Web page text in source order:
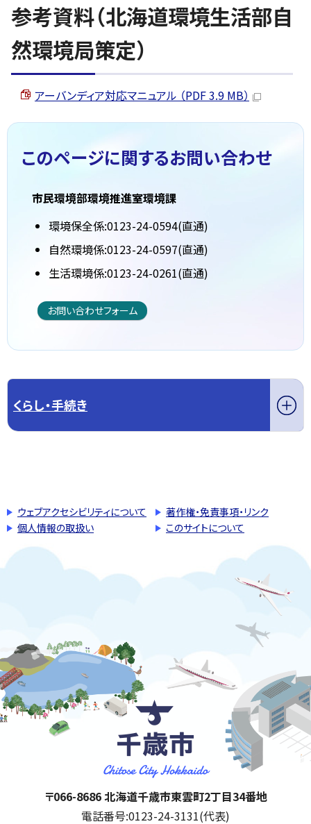
参考資料（北海道環境生活部自
然環境局策定）
アーバンディア対応マニュアル （PDF 3.9 MB）
このページに関するお問い合わせ
市民環境部環境推進室環境課
環境保全係:0123-24-0594(直通)
自然環境係:0123-24-0597(直通)
生活環境係:0123-24-0261(直通)
お問い合わせフォーム
くらし・手続き
ウェブアクセシビリティについて
著作権・免責事項・リンク
個人情報の取扱い
このサイトについて
千歳市
住所:
〒066-8686 北海道千歳市東雲町2丁目34番地
電話番号:0123-24-3131(代表)